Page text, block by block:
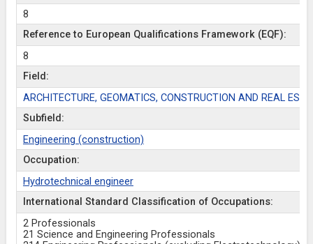
8
Reference to European Qualifications Framework (EQF):
8
Field:
ARCHITECTURE, GEOMATICS, CONSTRUCTION AND REAL
Subfield:
Engineering (construction)
Occupation:
Hydrotechnical engineer
International Standard Classification of Occupations:
2 Professionals
21 Science and Engineering Professionals